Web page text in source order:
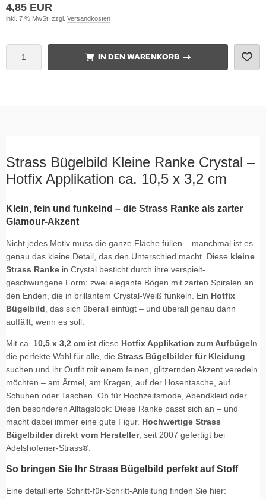
4,85 EUR
inkl. 7 % MwSt. zzgl. Versandkosten
IN DEN WARENKORB
Strass Bügelbild Kleine Ranke Crystal –
Hotfix Applikation ca. 10,5 x 3,2 cm
Klein, fein und funkelnd – die Strass Ranke als zarter
Glamour-Akzent
Nicht jedes Motiv muss die ganze Fläche füllen – manchmal ist es
genau das kleine Detail, das den Unterschied macht. Diese kleine
Strass Ranke in Crystal besticht durch ihre verspielt-
geschwungene Form: zwei elegante Bögen mit zarten Spiralen an
den Enden, die in brillantem Crystal-Weiß funkeln. Ein Hotfix
Bügelbild , das sich überall einfügt – und überall genau dann
auffällt, wenn es soll.
Mit ca. 10,5 x 3,2 cm ist diese Hotfix Applikation zum Aufbügeln
die perfekte Wahl für alle, die Strass Bügelbilder für Kleidung
suchen und ihr Outfit mit einem feinen, glitzernden Akzent veredeln
möchten – am Ärmel, am Kragen, auf der Hosentasche, auf
Schuhen oder Taschen. Ob für Hochzeitsmode, Abendkleid oder
den besonderen Alltagslook: Diese Ranke passt sich an – und
macht dabei immer eine gute Figur. Hochwertige Strass
Bügelbilder direkt vom Hersteller, seit 2007 gefertigt bei
Adelshofener-Strass®.
So bringen Sie Ihr Strass Bügelbild perfekt auf Stoff
Eine detaillierte Schritt-für-Schritt-Anleitung finden Sie hier: